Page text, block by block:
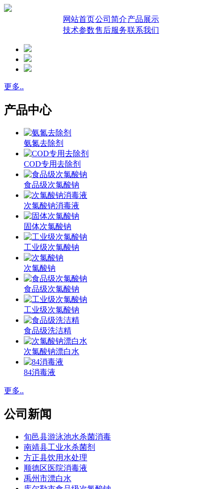
网站首页公司简介产品展示
技术参数售后服务联系我们
更多..
产品中心
氨氮去除剂
COD专用去除剂
食品级次氯酸钠
次氯酸钠消毒液
固体次氯酸钠
工业级次氯酸钠
次氯酸钠
食品级次氯酸钠
工业级次氯酸钠
食品级洗洁精
次氯酸钠漂白水
84消毒液
更多..
公司新闻
旬邑县游泳池水杀菌消毒
南靖县工业水杀菌剂
方正县饮用水处理
顺德区医院消毒液
禹州市漂白水